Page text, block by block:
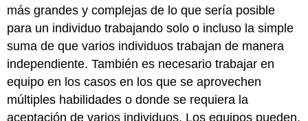
más grandes y complejas de lo que sería posible
para un individuo trabajando solo o incluso la simple
suma de que varios individuos trabajan de manera
independiente. También es necesario trabajar en
equipo en los casos en los que se aprovechen
múltiples habilidades o donde se requiera la
aceptación de varios individuos. Los equipos pueden,